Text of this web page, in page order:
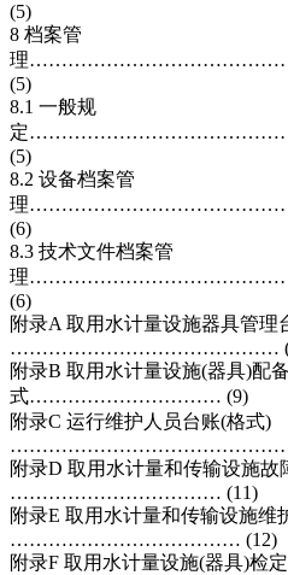
(5)
8 档案管
理
(5)
8.1 一般规
定
(5)
8.2 设备档案管
理
(6)
8.3 技术文件档案管
理
(6)
附录A 取用水计量设施器具管理
……………………………………
附录B 取用水计量设施(器具)配
式………………………… (9)
附录C 运行维护人员台账(格式)
附录D 取用水计量和传输设施故
…………………………… (11)
附录E 取用水计量和传输设施维
……………………………… (12)
附录F 取用水计量设施(器具)检